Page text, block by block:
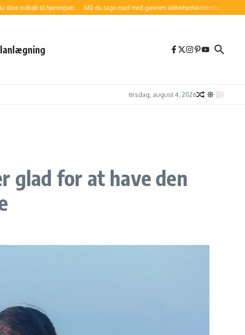
til hjemrejsen Må du tage mad med gennem sikkerhedskontrollen? 9 måder
tirsdag, august 4, 2026
glad for at have den